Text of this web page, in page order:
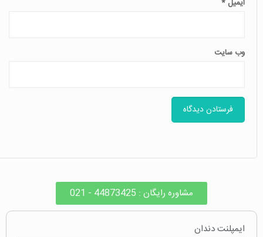
مشاوره رایگان : 44873425 - 021
ایمپلنت دندان
ایمیل *
وب‌ سایت